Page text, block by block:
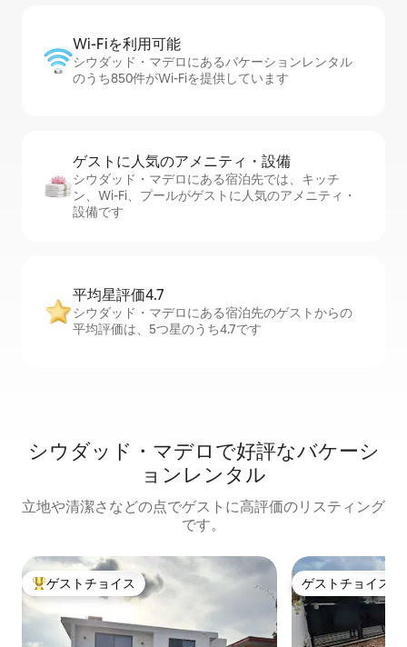
Wi-Fiを利⁠用⁠可⁠能
シウダッド・マデロにあるバケーションレンタル
のうち850件がWi-Fiを提供しています
ゲストに人⁠気⁠のア⁠メ⁠ニ⁠テ⁠ィ・設⁠備
シウダッド・マデロにある宿泊先では、キッチ
ン、Wi-Fi、プールがゲストに人気のアメニティ・
設備です
平均星評価4.7
シウダッド・マデロにある宿泊先のゲストからの
平均評価は、5つ星のうち4.7です
シウダッド・マデロで好評なバケーシ
ョンレンタル
立地や清潔さなどの点でゲストに高評価のリスティング
です。
大好評のゲストチョイスです。
ゲストチョイス ゲストチョイス
ゲストチョイス